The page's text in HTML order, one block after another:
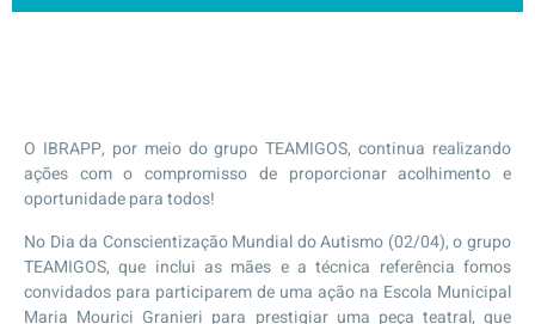
O IBRAPP, por meio do grupo TEAMIGOS, continua realizando
ações com o compromisso de proporcionar acolhimento e
oportunidade para todos!
No Dia da Conscientização Mundial do Autismo (02/04), o grupo
TEAMIGOS, que inclui as mães e a técnica referência fomos
convidados para participarem de uma ação na Escola Municipal
Maria Mourici Granieri para prestigiar uma peça teatral, que